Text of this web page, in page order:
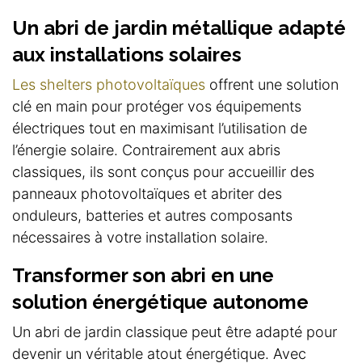
Un abri de jardin métallique adapté
aux installations solaires
Les shelters photovoltaïques offrent une solution
clé en main pour protéger vos équipements
électriques tout en maximisant l’utilisation de
l’énergie solaire. Contrairement aux abris
classiques, ils sont conçus pour accueillir des
panneaux photovoltaïques et abriter des
onduleurs, batteries et autres composants
nécessaires à votre installation solaire.
Transformer son abri en une
solution énergétique autonome
Un abri de jardin classique peut être adapté pour
devenir un véritable atout énergétique. Avec